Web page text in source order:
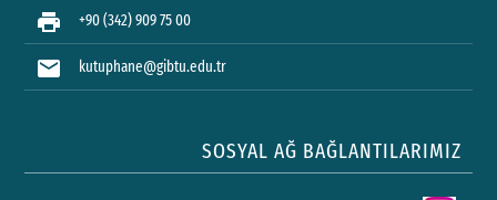
print +90 (342) 909 75 00
mail kutuphane@gibtu.edu.tr
SOSYAL AĞ BAĞLANTILARIMIZ